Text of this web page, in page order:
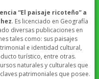
“El paisaje ricoteño” a
. Es licenciado en Geografía
diversas publicaciones en
tales como: sus paisajes
e identidad cultural,
turístico, entre otras.
naturales y culturales que
patrimoniales que posee.